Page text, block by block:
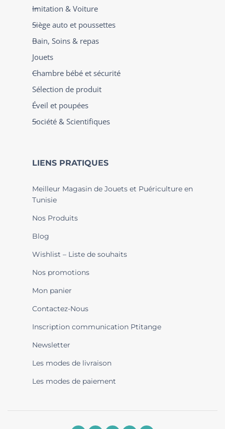
Imitation & Voiture
Siège auto et poussettes
Bain, Soins & repas
Jouets
Chambre bébé et sécurité
Sélection de produit
Éveil et poupées
Société & Scientifiques
LIENS PRATIQUES
Meilleur Magasin de Jouets et Puériculture en
Tunisie
Nos Produits
Blog
Wishlist – Liste de souhaits
Nos promotions
Mon panier
Contactez-Nous
Inscription communication Ptitange
Newsletter
Les modes de livraison
Les modes de paiement